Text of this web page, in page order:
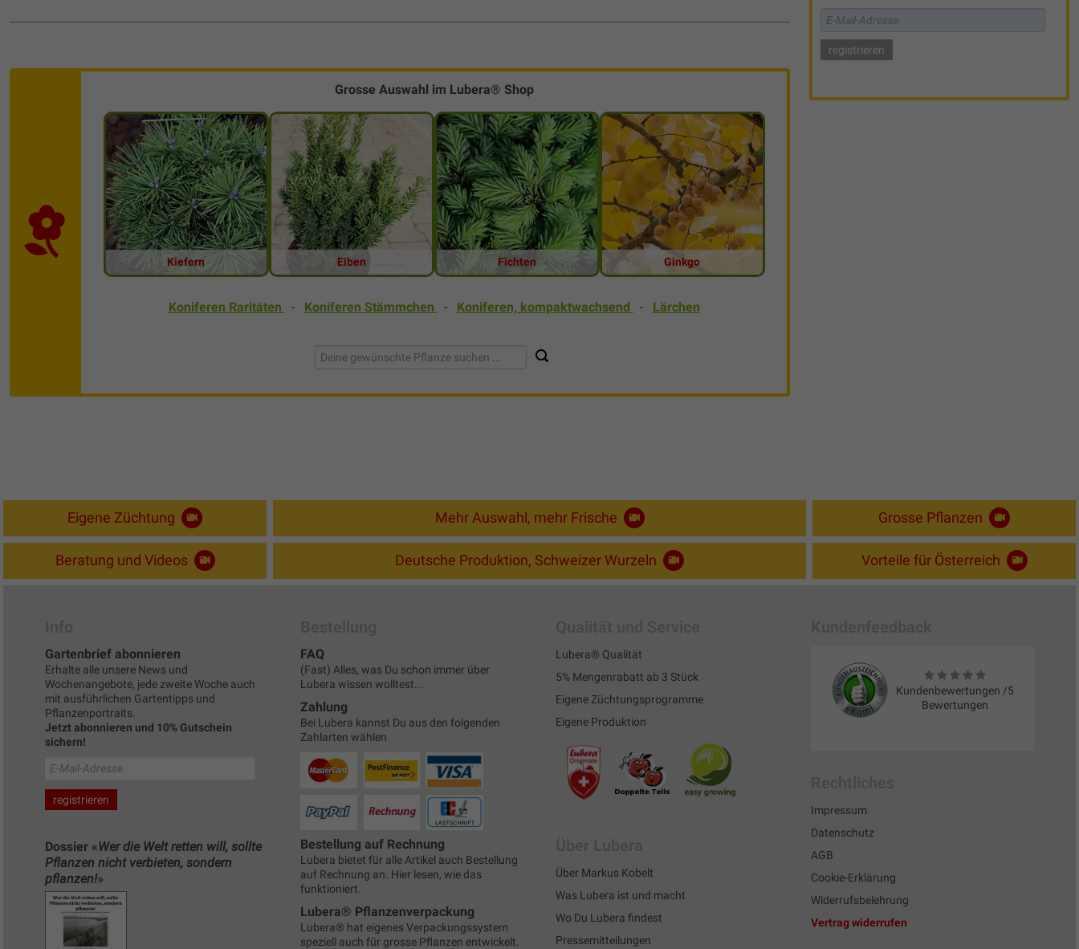
Grosse Auswahl im Lubera® Shop
Kiefern Eiben Fichten Ginkgo
Koniferen Raritäten - Koniferen Stämmchen - Koniferen, kompaktwachsend - Lärchen
Eigene Züchtung Mehr Auswahl, mehr Frische Grosse Pflanzen
Beratung und Videos Deutsche Produktion, Schweizer Wurzeln Vorteile für Österreich
Gartenbrief abonnieren
Erhalte alle unsere News und
Wochenangebote, jede zweite Woche auch
mit ausführlichen Gartentipps und
Pflanzenportraits.
Jetzt abonnieren und 10% Gutschein
sichern!
Dossier «Wer die Welt retten will, sollte
Pflanzen nicht verbieten, sondern
pflanzen!»
FAQ
(Fast) Alles, was Du schon immer über
Lubera wissen wolltest...
Zahlung
Bei Lubera kannst Du aus den folgenden
Zahlarten wählen
Bestellung auf Rechnung
Lubera bietet für alle Artikel auch Bestellung
auf Rechnung an. Hier lesen, wie das
funktioniert.
Lubera® Pflanzenverpackung
Lubera® hat eigenes Verpackungssystem
speziell auch für grosse Pflanzen entwickelt.
Lubera® Qualität
5% Mengenrabatt ab 3 Stück
Eigene Züchtungsprogramme
Eigene Produktion
Über Markus Kobelt
Was Lubera ist und macht
Wo Du Lubera findest
Pressemitteilungen
Kundenbewertungen /5
Bewertungen
Impressum
Datenschutz
AGB
Cookie-Erklärung
Widerrufsbelehrung
Vertrag widerrufen